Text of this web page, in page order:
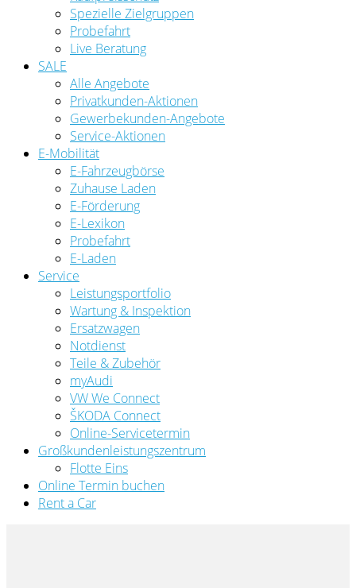
Spezielle Zielgruppen
Probefahrt
Live Beratung
SALE
Alle Angebote
Privatkunden-Aktionen
Gewerbekunden-Angebote
Service-Aktionen
E-Mobilität
E-Fahrzeugbörse
Zuhause Laden
E-Förderung
E-Lexikon
Probefahrt
E-Laden
Service
Leistungsportfolio
Wartung & Inspektion
Ersatzwagen
Notdienst
Teile & Zubehör
myAudi
VW We Connect
ŠKODA Connect
Online-Servicetermin
Großkundenleistungszentrum
Flotte Eins
Online Termin buchen
Rent a Car